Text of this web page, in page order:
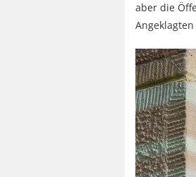
aber die
Angeklagten